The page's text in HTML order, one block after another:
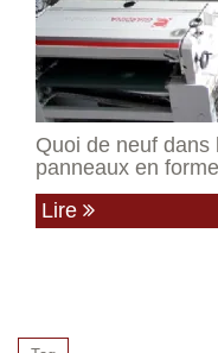
Quoi de neuf
panneaux en forme
Lire